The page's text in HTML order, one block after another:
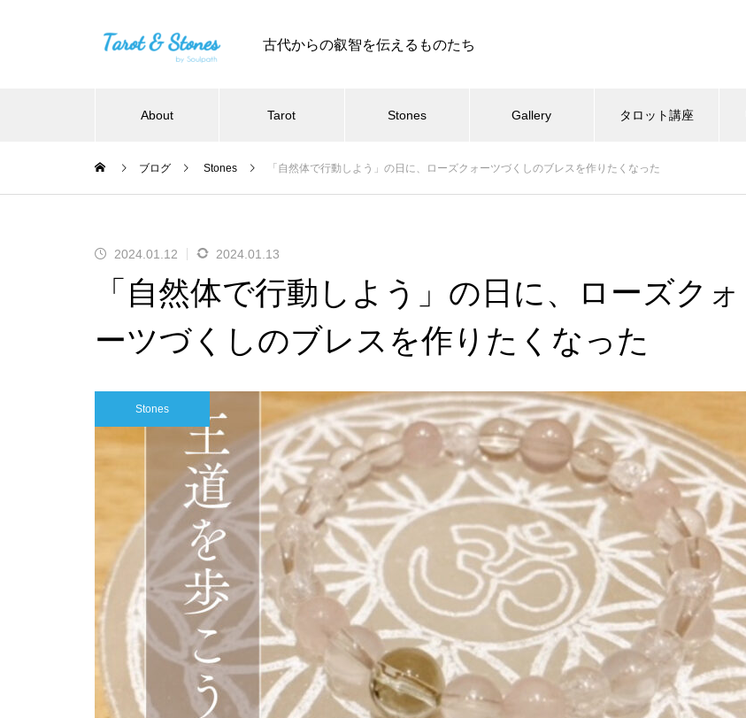
古代からの叡智を伝えるものたち
About Tarot Stones Gallery タロット講座
ブログ Stones 「自然体で行動しよう」の日に、ローズクォーツづくしのブレスを作りたくなった
2024.01.12 2024.01.13
「自然体で行動しよう」の日に、ローズクォ
ーツづくしのブレスを作りたくなった
Stones